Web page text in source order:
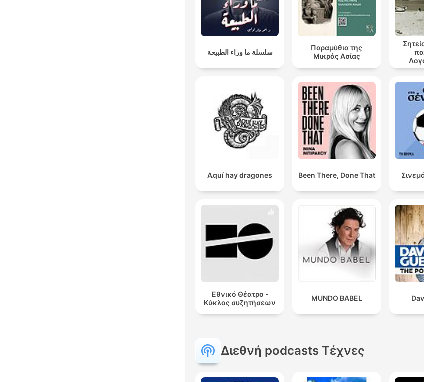
سلسلة ما وراء الطبيعة
Παραμύθια της
Μικράς Ασίας
Aquí hay dragones Been There, Done That
Εθνικό Θέατρο -
Κύκλος συζητήσεων
MUNDO BABEL
Διεθνή podcasts Τέχνες